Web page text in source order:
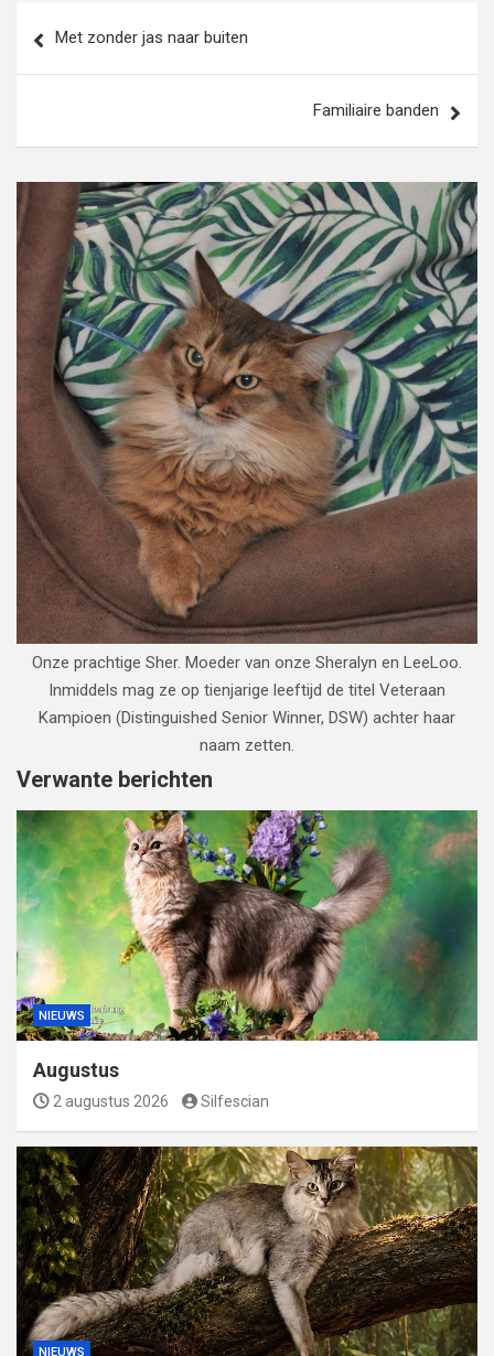
navigatie
Met zonder jas naar buiten
Familiaire banden
Onze prachtige Sher. Moeder van onze Sheralyn en LeeLoo.
Inmiddels mag ze op tienjarige leeftijd de titel Veteraan
Kampioen (Distinguished Senior Winner, DSW) achter haar
naam zetten.
Verwante berichten
NIEUWS
Augustus
2 augustus 2026 Silfescian
NIEUWS